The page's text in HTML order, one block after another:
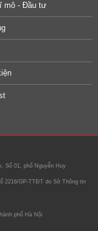
mô - Đầu tư
Số 01, phố Nguyễn Huy
2216/GP-TTĐT do Sở Thông tin
phố Hà Nội